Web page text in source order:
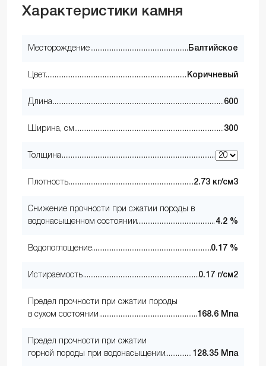
Характеристики камня
Месторождение Балтийское
Цвет Коричневый
Длина 600
Ширина, см 300
Толщина
Плотность 2.73 кг/см3
Снижение прочности при сжатии породы в
водонасыщенном состоянии
4.2 %
Водопоглощение 0.17 %
Истираемость 0.17 г/см2
Предел прочности при сжатии породы
в сухом состоянии
168.6 Мпа
Предел прочности при сжатии
горной породы при водонасыщении
128.35 Мпа